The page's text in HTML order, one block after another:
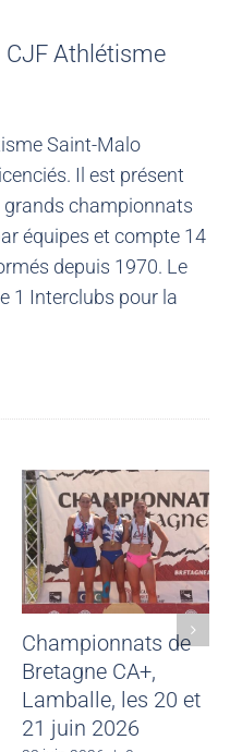
CJF Athlétisme
Saint-Malo
Il est présent
grands championnats
équipes et compte 14
depuis 1970. Le
1 Interclubs pour la
Championnats de
Bretagne CA+,
Lamballe, les 20 et
21 juin 2026